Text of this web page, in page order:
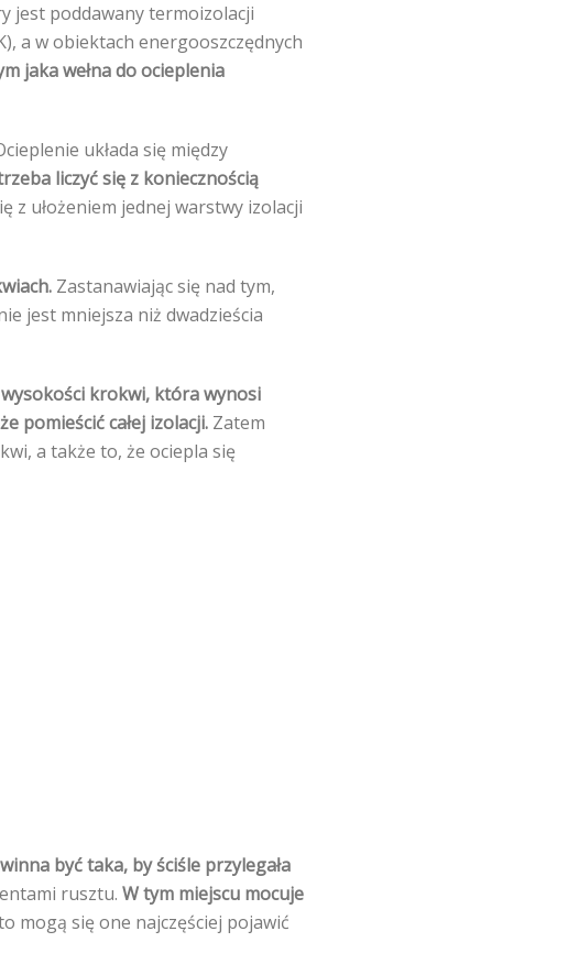
jest poddawany termoizolacji
a w obiektach energooszczędnych
jaka wełna do ocieplenia
układa się między
liczyć się z koniecznością
z ułożeniem jednej warstwy izolacji
Zastanawiając się nad tym,
jest mniejsza niż dwadzieścia
krokwi, która wynosi
pomieścić całej izolacji. Zatem
a także to, że ociepla się
być taka, by ściśle przylegała
rusztu. W tym miejscu mocuje
mogą się one najczęściej pojawić